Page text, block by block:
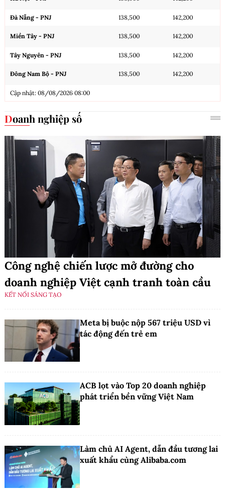
Đà Nẵng - PNJ 138,500 142,200
Miền Tây - PNJ 138,500 142,200
Tây Nguyên - PNJ 138,500 142,200
Đông Nam Bộ - PNJ 138,500 142,200
Cập nhật: 08/08/2026 08:00
Doanh nghiệp số
Công nghệ chiến lược mở đường cho
doanh nghiệp Việt cạnh tranh toàn cầu
KẾT NỐI SÁNG TẠO
Meta bị buộc nộp 567 triệu USD vì
tác động đến trẻ em
ACB lọt vào Top 20 doanh nghiệp
phát triển bền vững Việt Nam
Làm chủ AI Agent, dẫn đầu tương lai
xuất khẩu cùng Alibaba.com